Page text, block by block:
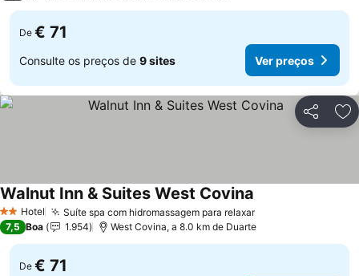
De € 71
Consulte os preços de 9 sites Ver preços
Partilhar
2 Estrelas
Hotel Suíte spa com hidromassagem para relaxarVer preços
Walnut Inn & Suites West Covina
7,5 Boa 1.954 West Covina, a 8.0 km de Duarte
De € 71